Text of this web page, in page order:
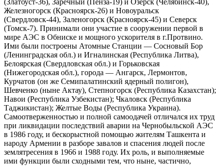
(Златоуст-36), Заречный (Пенза-19) и Озерск (Челябинск-40),
Железногорск (Красноярск-26) и Новоуральск
(Свердловск-44), Заленогорск (Красноярск-45) и Северск
(Томск-7). Принимали они участие в сооружении первой в
мире АЭС в Обниске и мощного ускорителя в г.Протвино.
Ими были построены Атомные Станции — Сосновый Бор
(Ленинградская обл.) и Игналинская (Республика Литва),
Белоярская (Свердловская обл.) и Горьковская
(Нижегородская обл.), города — Ангарск, Лермонтов,
Курчатов (он же Семипалатинский ядерный полигон),
Шевченко (ныне Актау), Степногорск (Республика Казахстан);
Навои (Республика Узбекистан); Чкаловск (Республика
Таджикистан); Желтые Воды (Республика Украина).
Самоотверженностью и полной самоодачей отличался их труд
при ликвидации последствий аварии на Чернобыльской АЭС
в 1986 году, и бескорыстной помощью жителям Ташкента и
народу Армении в разборе завалов и спасения людей после
землятресения в 1966 и 1988 году. Их роль, и выполняемые
ими функции были сходными тем, что ныне, частично,